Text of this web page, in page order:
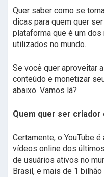
Quer saber como se
dicas para quem quer
plataforma que é um
utilizados no mundo.
Se você quer aproveitar
conteúdo e monetizar
abaixo. Vamos lá?
Quem quer ser criador
Certamente, o YouTube
vídeos online dos
de usuários ativos no
Brasil, e mais de 1